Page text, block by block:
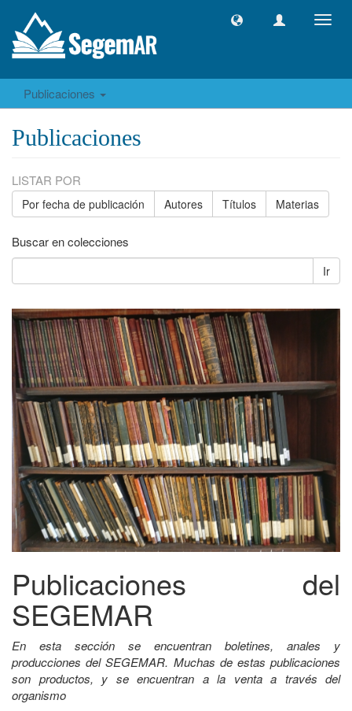
Publicaciones
Publicaciones
LISTAR POR
Por fecha de publicación Autores Títulos Materias
Buscar en colecciones
Ir
Publicaciones del
SEGEMAR
En esta sección se encuentran boletines, anales y
producciones del SEGEMAR. Muchas de estas publicaciones
son productos, y se encuentran a la venta a través del
organismo